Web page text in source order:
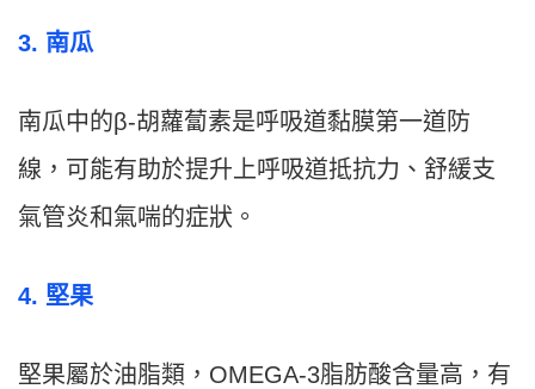
3. 南瓜
南瓜中的β-胡蘿蔔素是呼吸道黏膜第一道防
線，可能有助於提升上呼吸道抵抗力、舒緩支
氣管炎和氣喘的症狀。
4. 堅果
堅果屬於油脂類，OMEGA-3脂肪酸含量高，有